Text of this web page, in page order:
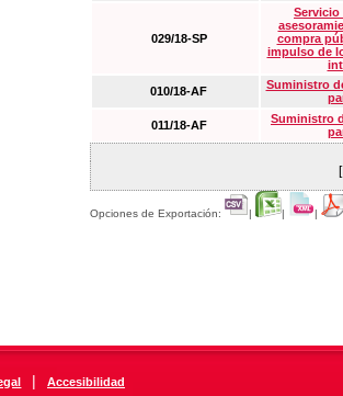
029/18-SP
Servicio
compra
impulso de
010/18-AF
Suministro
011/18-AF
Suministro
Opciones de Exportación: | | |
| Accesibilidad